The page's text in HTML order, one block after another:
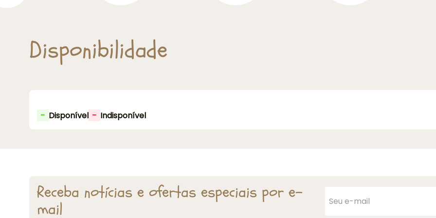
Disponibilidade
- Disponível - Indisponível
Receba notícias e ofertas especiais por e-
mail